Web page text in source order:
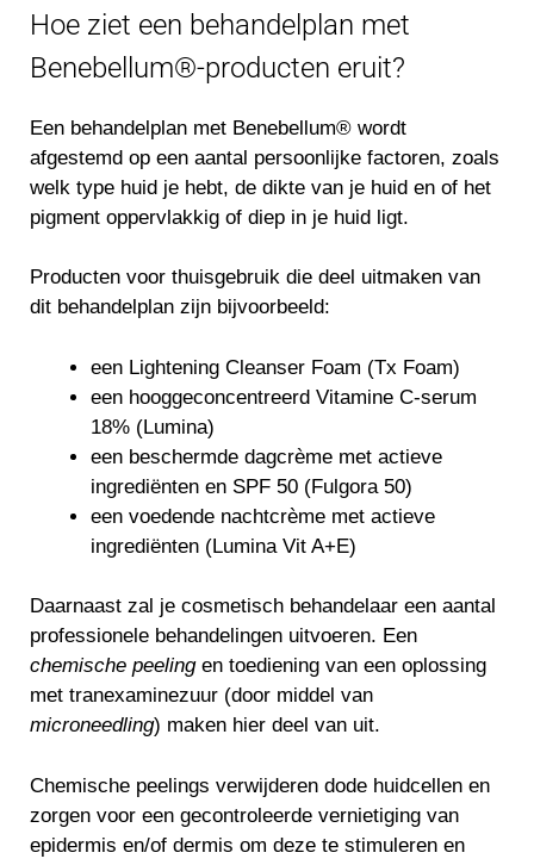
Hoe ziet een behandelplan met
Benebellum®-producten eruit?
Een behandelplan met Benebellum® wordt
afgestemd op een aantal persoonlijke factoren, zoals
welk type huid je hebt, de dikte van je huid en of het
pigment oppervlakkig of diep in je huid ligt.
Producten voor thuisgebruik die deel uitmaken van
dit behandelplan zijn bijvoorbeeld:
een Lightening Cleanser Foam (Tx Foam)
een hooggeconcentreerd Vitamine C-serum
18% (Lumina)
een beschermde dagcrème met actieve
ingrediënten en SPF 50 (Fulgora 50)
een voedende nachtcrème met actieve
ingrediënten (Lumina Vit A+E)
Daarnaast zal je cosmetisch behandelaar een aantal
professionele behandelingen uitvoeren. Een
chemische peelingen toediening van een oplossing
met tranexaminezuur (door middel van
microneedling) maken hier deel van uit.
Chemische peelings verwijderen dode huidcellen en
zorgen voor een gecontroleerde vernietiging van
epidermis en/of dermis om deze te stimuleren en